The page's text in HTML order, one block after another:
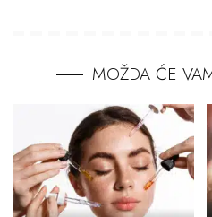
MOŽDA ĆE